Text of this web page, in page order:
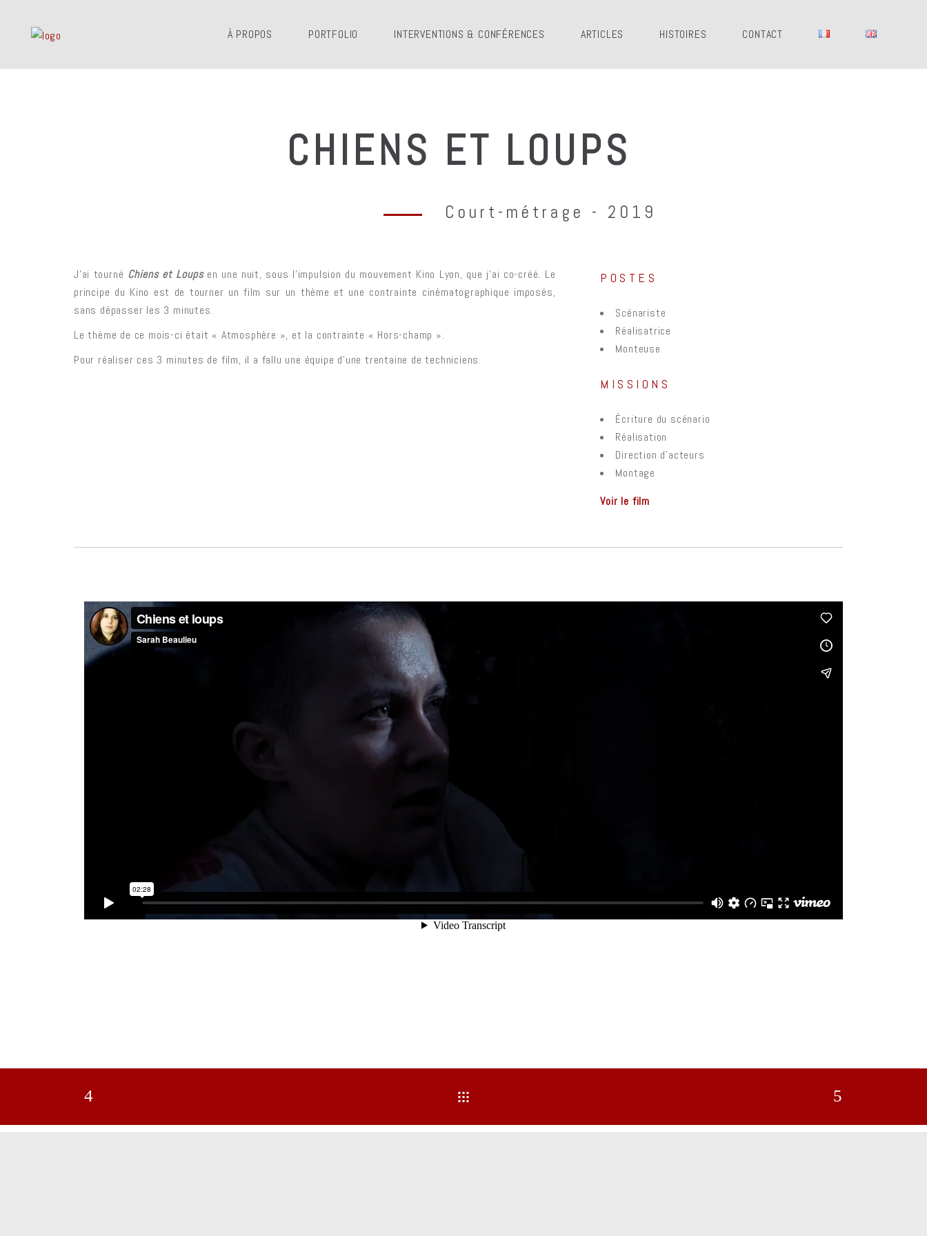
À PROPOS PORTFOLIO INTERVENTIONS & CONFÉRENCES ARTICLES HISTOIRES CONTACT
CHIENS ET LOUPS
Court-métrage - 2019
J’ai tourné Chiens et Loupsen une nuit, sous l’impulsion du mouvement Kino Lyon, que j’ai co-créé. Le
principe du Kino est de tourner un film sur un thème et une contrainte cinématographique imposés,
sans dépasser les 3 minutes.
Le thème de ce mois-ci était « Atmosphère », et la contrainte « Hors-champ ».
Pour réaliser ces 3 minutes de film, il a fallu une équipe d’une trentaine de techniciens.
POSTES
Scénariste
Réalisatrice
Monteuse
MISSIONS
Écriture du scénario
Réalisation
Direction d’acteurs
Montage
Voir le film